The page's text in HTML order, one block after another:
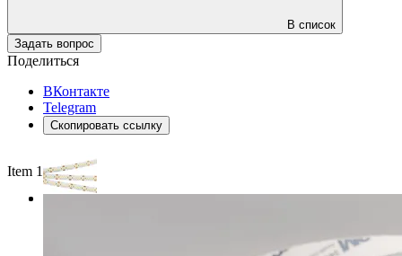
В список
Задать вопрос
Поделиться
ВКонтакте
Telegram
Скопировать ссылку
Item 1 of 2